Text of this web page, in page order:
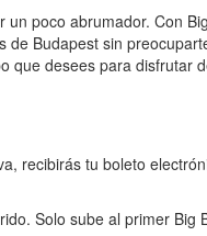
un poco abrumador. Con
de Budapest sin
que desees para disfrutar
recibirás tu boleto
Solo sube al primer Big